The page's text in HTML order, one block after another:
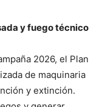
y fuego técnico
2026, el Plan
de maquinaria
y extinción.